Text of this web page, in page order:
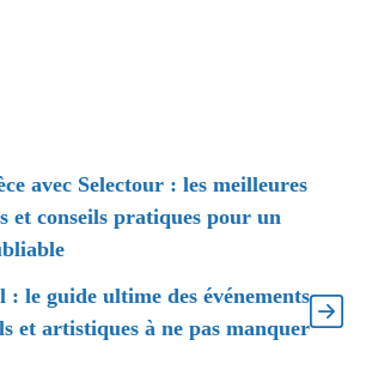
avec Selectour : les meilleures
et conseils pratiques pour un
le guide ultime des événements
et artistiques à ne pas manquer